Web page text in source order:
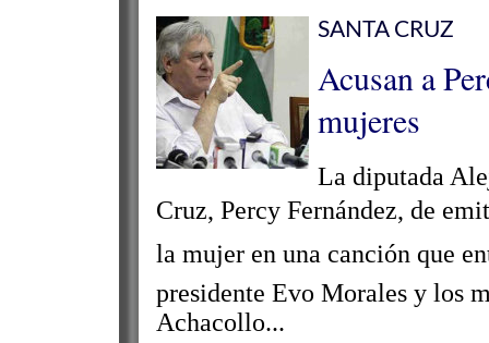
SANTA CRUZ
Acusan a
mujeres
La diputada
Cruz, Percy Fernández, de
la mujer en una canción que
presidente Evo Morales y los
Achacollo...